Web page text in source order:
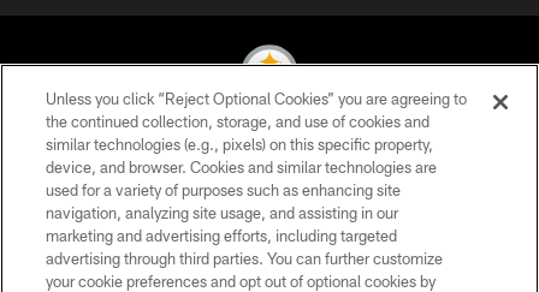
© 2026 Pittsburgh Steelers. All Rights Reserved
PRIVACY POLICY
TERMS OF USE
ACCESSIBILITY
Unless you click “Reject Optional Cookies” you are agreeing to
the continued collection, storage, and use of cookies and
similar technologies (e.g., pixels) on this specific property,
device, and browser. Cookies and similar technologies are
used for a variety of purposes such as enhancing site
navigation, analyzing site usage, and assisting in our
marketing and advertising efforts, including targeted
advertising through third parties. You can further customize
your cookie preferences and opt out of optional cookies by